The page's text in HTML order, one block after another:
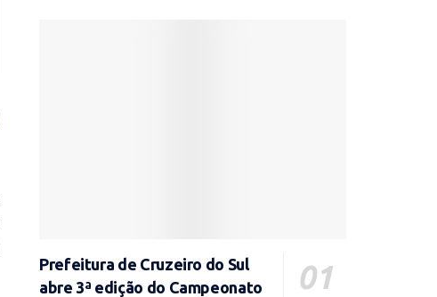
Prefeitura de Cruzeiro do Sul
abre 3ª edição do Campeonato